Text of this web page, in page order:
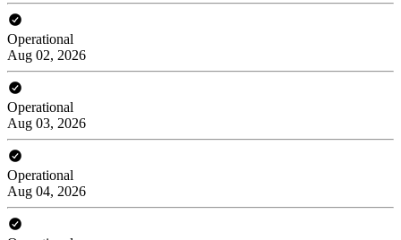
Operational
Aug 02, 2026
Operational
Aug 03, 2026
Operational
Aug 04, 2026